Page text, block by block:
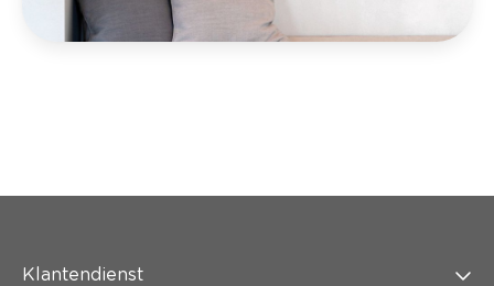
Klantendienst